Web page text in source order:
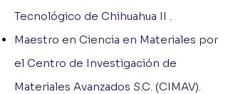
Tecnológico de Chihuahua II .
Maestro en Ciencia en Materiales por
el Centro de Investigación de
Materiales Avanzados S.C. (CIMAV).